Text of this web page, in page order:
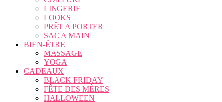
LINGERIE
LOOKS
PRÊT A PORTER
SAC A MAIN
BIEN-ÊTRE
MASSAGE
YOGA
CADEAUX
BLACK FRIDAY
FÊTE DES MÈRES
HALLOWEEN